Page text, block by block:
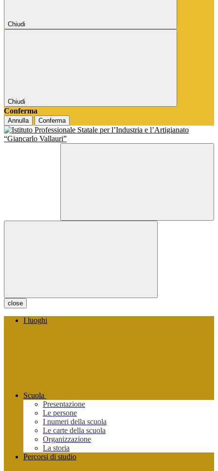
Chiudi
Chiudi
Conferma
Annulla Conferma
close
I luoghi
Scuola
Presentazione
Le persone
I numeri della scuola
Le carte della scuola
Organizzazione
La storia
Percorsi di studio